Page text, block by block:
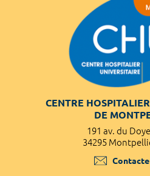
CENTRE
DE
191 av. du
34295